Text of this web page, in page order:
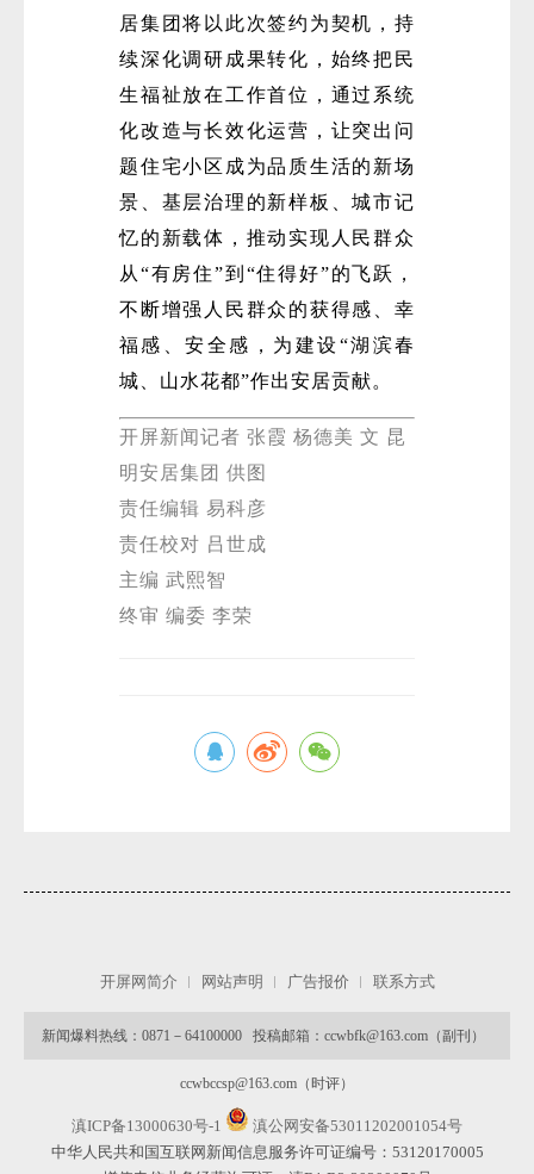
居集团将以此次签约为契机，持
续深化调研成果转化，始终把民
生福祉放在工作首位，通过系统
化改造与长效化运营，让突出问
题住宅小区成为品质生活的新场
景、基层治理的新样板、城市记
忆的新载体，推动实现人民群众
从“有房住”到“住得好”的飞跃，
不断增强人民群众的获得感、幸
福感、安全感，为建设“湖滨春
城、山水花都”作出安居贡献。
开屏新闻记者 张霞 杨德美 文 昆
明安居集团 供图
责任编辑 易科彦
责任校对 吕世成
主编 武熙智
终审 编委 李荣
开屏网简介 网站声明 广告报价 联系方式
新闻爆料热线：0871－64100000 投稿邮箱：ccwbfk@163.com（副刊）
ccwbccsp@163.com（时评）
滇ICP备13000630号-1
滇公网安备53011202001054号
中华人民共和国互联网新闻信息服务许可证编号：53120170005